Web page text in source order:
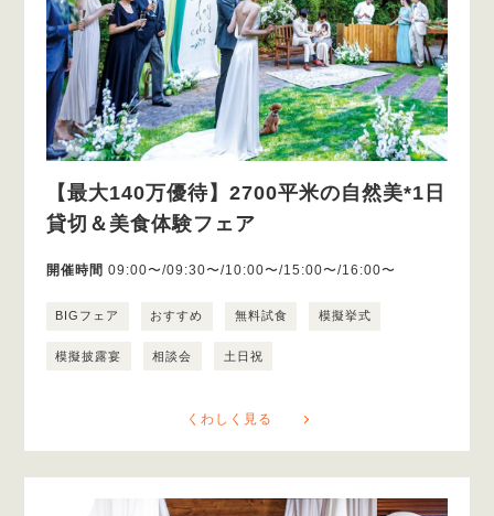
【最大140万優待】2700平米の自然美*1日
貸切＆美食体験フェア
開催時間 09:00〜/09:30〜/10:00〜/15:00〜/16:00〜
BIGフェア おすすめ 無料試食 模擬挙式
模擬披露宴 相談会 土日祝
くわしく見る